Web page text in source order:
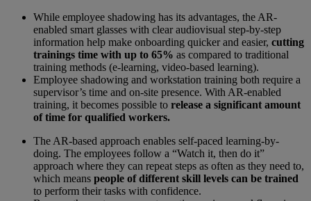
While employee shadowing has its advantages, the AR-
enabled smart glasses with clear audiovisual step-by-step
information help make onboarding quicker and easier, cutting
trainings time with up to 65% as compared to traditional
training methods (e-learning, video-based learning).
Employee shadowing and workstation training both require a
supervisor’s time and on-site presence. With AR-enabled
training, it becomes possible to release a significant amount
of time for qualified workers.
The AR-based approach enables self-paced learning-by-
doing. The employees follow a “Watch it, then do it”
approach where they can repeat steps as often as they need to,
which means people of different skill levels can be trained
to perform their tasks with confidence.